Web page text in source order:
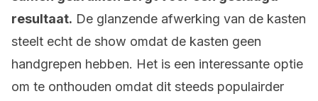
resultaat. De glanzende afwerking van de kasten
steelt echt de show omdat de kasten geen
handgrepen hebben. Het is een interessante optie
om te onthouden omdat dit steeds populairder